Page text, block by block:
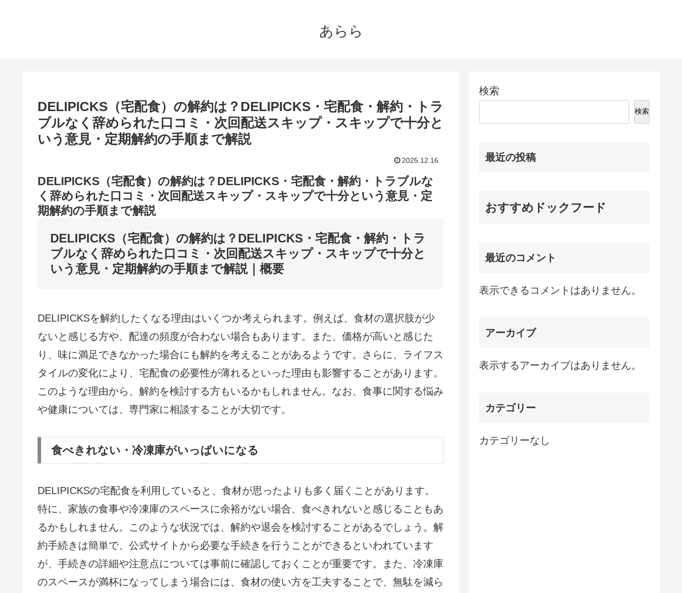
あらら
DELIPICKS（宅配食）の解約は？DELIPICKS・宅配食・解約・トラ
ブルなく辞められた口コミ・次回配送スキップ・スキップで十分と
いう意見・定期解約の手順まで解説
2025.12.16
DELIPICKS（宅配食）の解約は？DELIPICKS・宅配食・解約・トラブルな
く辞められた口コミ・次回配送スキップ・スキップで十分という意見・定
期解約の手順まで解説
DELIPICKS（宅配食）の解約は？DELIPICKS・宅配食・解約・トラ
ブルなく辞められた口コミ・次回配送スキップ・スキップで十分と
いう意見・定期解約の手順まで解説｜概要
DELIPICKSを解約したくなる理由はいくつか考えられます。例えば、食材の選択肢が少
ないと感じる方や、配達の頻度が合わない場合もあります。また、価格が高いと感じた
り、味に満足できなかった場合にも解約を考えることがあるようです。さらに、ライフス
タイルの変化により、宅配食の必要性が薄れるといった理由も影響することがあります。
このような理由から、解約を検討する方もいるかもしれません。なお、食事に関する悩み
や健康については、専門家に相談することが大切です。
食べきれない・冷凍庫がいっぱいになる
DELIPICKSの宅配食を利用していると、食材が思ったよりも多く届くことがあります。
特に、家族の食事や冷凍庫のスペースに余裕がない場合、食べきれないと感じることもあ
るかもしれません。このような状況では、解約や退会を検討することがあるでしょう。解
約手続きは簡単で、公式サイトから必要な手続きを行うことができるといわれています
が、手続きの詳細や注意点については事前に確認しておくことが重要です。また、冷凍庫
のスペースが満杯になってしまう場合には、食材の使い方を工夫することで、無駄を減ら
検索
検索
最近の投稿
おすすめドックフード
最近のコメント
表示できるコメントはありません。
アーカイブ
表示するアーカイブはありません。
カテゴリー
カテゴリーなし